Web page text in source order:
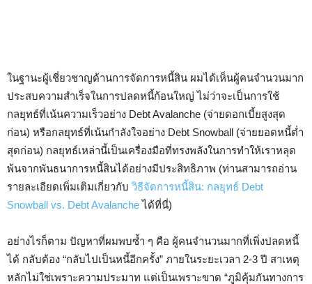
ในฐานะผู้เชี่ยวชาญด้านการจัดการหนี้สิน ผมได้เห็นผู้คนจำนวนมาก
ประสบความสำเร็จในการปลดหนี้ก้อนใหญ่ ไม่ว่าจะเป็นการใช้
กลยุทธ์ที่เน้นความเร็วอย่าง Debt Avalanche (จ่ายดอกเบี้ยสูงสุด
ก่อน) หรือกลยุทธ์ที่เน้นกำลังใจอย่าง Debt Snowball (จ่ายยอดหนี้ต่ำ
สุดก่อน) กลยุทธ์เหล่านี้เป็นเครื่องมือที่ทรงพลังในการทำให้เราหลุด
พ้นจากพันธนาการหนี้สินได้อย่างมีประสิทธิภาพ (ท่านสามารถอ่าน
รายละเอียดเพิ่มเติมเกี่ยวกับ วิธีจัดการหนี้สิน: กลยุทธ์ Debt
Snowball vs. Debt Avalancheได้ที่นี่)
อย่างไรก็ตาม ปัญหาที่ผมพบซ้ำ ๆ คือ ผู้คนจำนวนมากที่เพิ่งปลดหนี้
ได้ กลับต้อง “กลับไปเป็นหนี้อีกครั้ง” ภายในระยะเวลา 2-3 ปี สาเหตุ
หลักไม่ใช่เพราะความประมาท แต่เป็นเพราะขาด “ภูมิคุ้มกันทางการ